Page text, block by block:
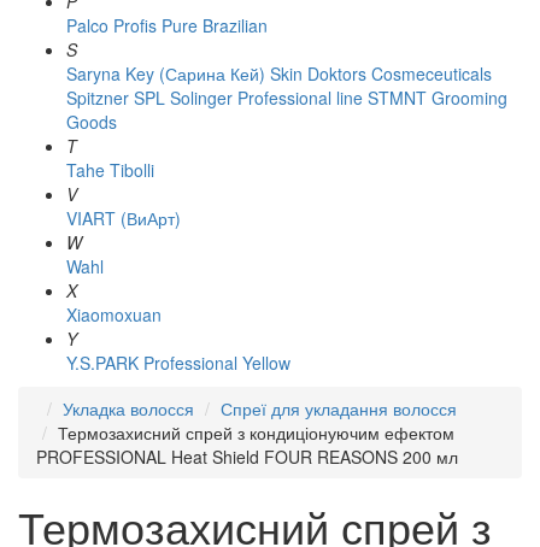
Palco Profis Pure Brazilian
S
Saryna Key (Сарина Кей) Skin Doktors Cosmeceuticals
Spitzner SPL Solinger Professional line STMNT Grooming
Goods
T
Tahe Tibolli
V
VIART (ВиАрт)
W
Wahl
X
Xiaomoxuan
Y
Y.S.PARK Professional Yellow
Укладка волосся
Спреї для укладання волосся
Термозахисний спрей з кондиціонуючим ефектом
PROFESSIONAL Heat Shield FOUR REASONS 200 мл
Термозахисний спрей з